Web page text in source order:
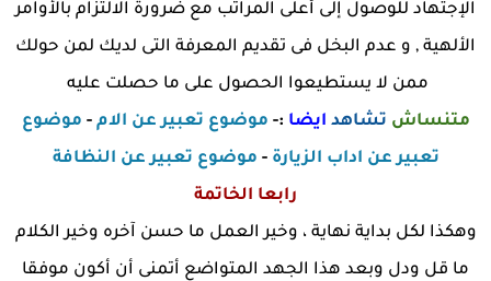
الإجتهاد للوصول إلى أعلى المراتب مع ضرورة الالتزام بالأوامر
الألهية , و عدم البخل فى تقديم المعرفة التى لديك لمن حولك
ممن لا يستطيعوا الحصول على ما حصلت عليه
متنساش تشاهد ايضا :- موضوع تعبير عن الام - موضوع
تعبير عن اداب الزيارة - موضوع تعبير عن النظافة
رابعا الخاتمة
وهكذا لكل بداية نهاية ، وخير العمل ما حسن آخره وخير الكلام
ما قل ودل وبعد هذا الجهد المتواضع أتمنى أن أكون موفقا